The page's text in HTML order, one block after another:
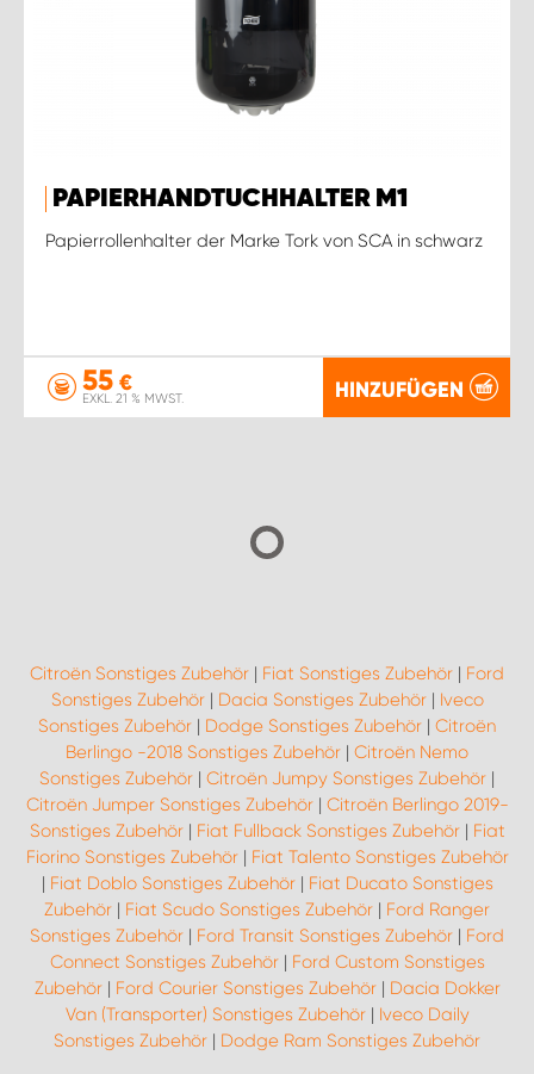
PAPIERHANDTUCHHALTER M1
Papierrollenhalter der Marke Tork von SCA in schwarz
55 €
EXKL. 21 % MWST. HINZUFÜGEN
Citroën Sonstiges Zubehör | Fiat Sonstiges Zubehör | Ford
Sonstiges Zubehör| Dacia Sonstiges Zubehör| Iveco
Sonstiges Zubehör | Dodge Sonstiges Zubehör | Citroën
Berlingo -2018 Sonstiges Zubehör | Citroën Nemo
Sonstiges Zubehör | Citroën Jumpy Sonstiges Zubehör |
Citroën Jumper Sonstiges Zubehör| Citroën Berlingo 2019-
Sonstiges Zubehör| Fiat Fullback Sonstiges Zubehör| Fiat
Fiorino Sonstiges Zubehör| Fiat Talento Sonstiges Zubehör
| Fiat Doblo Sonstiges Zubehör| Fiat Ducato Sonstiges
Zubehör | Fiat Scudo Sonstiges Zubehör | Ford Ranger
Sonstiges Zubehör | Ford Transit Sonstiges Zubehör | Ford
Connect Sonstiges Zubehör| Ford Custom Sonstiges
Zubehör| Ford Courier Sonstiges Zubehör| Dacia Dokker
Van (Transporter) Sonstiges Zubehör| Iveco Daily
Sonstiges Zubehör | Dodge Ram Sonstiges Zubehör